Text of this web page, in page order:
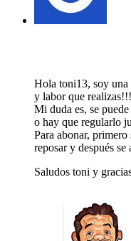
Hola toni13, soy una
y labor que
Mi duda es, se
o hay que regularlo
Para abonar, primero
reposar y después se
Saludos toni y